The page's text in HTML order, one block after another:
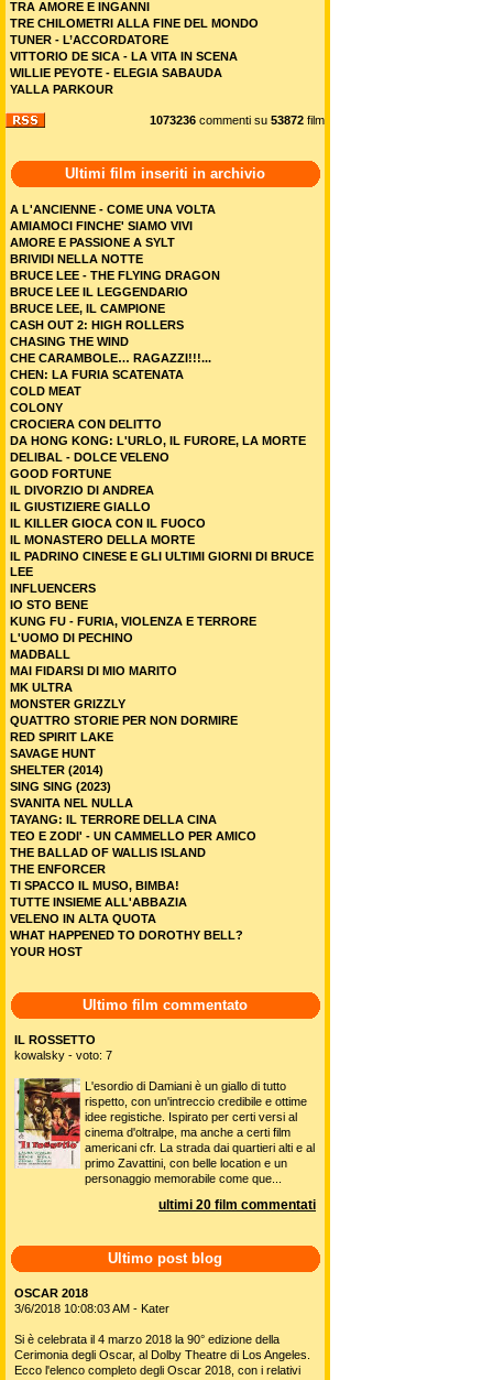
TRA AMORE E INGANNI
TRE CHILOMETRI ALLA FINE DEL MONDO
TUNER - L’ACCORDATORE
VITTORIO DE SICA - LA VITA IN SCENA
WILLIE PEYOTE - ELEGIA SABAUDA
YALLA PARKOUR
1073236 commenti su 53872 film
Ultimi film inseriti in archivio
A L'ANCIENNE - COME UNA VOLTA
AMIAMOCI FINCHE' SIAMO VIVI
AMORE E PASSIONE A SYLT
BRIVIDI NELLA NOTTE
BRUCE LEE - THE FLYING DRAGON
BRUCE LEE IL LEGGENDARIO
BRUCE LEE, IL CAMPIONE
CASH OUT 2: HIGH ROLLERS
CHASING THE WIND
CHE CARAMBOLE… RAGAZZI!!!...
CHEN: LA FURIA SCATENATA
COLD MEAT
COLONY
CROCIERA CON DELITTO
DA HONG KONG: L'URLO, IL FURORE, LA MORTE
DELIBAL - DOLCE VELENO
GOOD FORTUNE
IL DIVORZIO DI ANDREA
IL GIUSTIZIERE GIALLO
IL KILLER GIOCA CON IL FUOCO
IL MONASTERO DELLA MORTE
IL PADRINO CINESE E GLI ULTIMI GIORNI DI BRUCE
LEE
INFLUENCERS
IO STO BENE
KUNG FU - FURIA, VIOLENZA E TERRORE
L'UOMO DI PECHINO
MADBALL
MAI FIDARSI DI MIO MARITO
MK ULTRA
MONSTER GRIZZLY
QUATTRO STORIE PER NON DORMIRE
RED SPIRIT LAKE
SAVAGE HUNT
SHELTER (2014)
SING SING (2023)
SVANITA NEL NULLA
TAYANG: IL TERRORE DELLA CINA
TEO E ZODI' - UN CAMMELLO PER AMICO
THE BALLAD OF WALLIS ISLAND
THE ENFORCER
TI SPACCO IL MUSO, BIMBA!
TUTTE INSIEME ALL'ABBAZIA
VELENO IN ALTA QUOTA
WHAT HAPPENED TO DOROTHY BELL?
YOUR HOST
Ultimo film commentato
IL ROSSETTO
kowalsky - voto: 7
L'esordio di Damiani è un giallo di tutto
rispetto, con un'intreccio credibile e ottime
idee registiche. Ispirato per certi versi al
cinema d'oltralpe, ma anche a certi film
americani cfr. La strada dai quartieri alti e al
primo Zavattini, con belle location e un
personaggio memorabile come que...
ultimi 20 film commentati
Ultimo post blog
OSCAR 2018
3/6/2018 10:08:03 AM - Kater
Si è celebrata il 4 marzo 2018 la 90° edizione della
Cerimonia degli Oscar, al Dolby Theatre di Los Angeles.
Ecco l'elenco completo degli Oscar 2018, con i relativi